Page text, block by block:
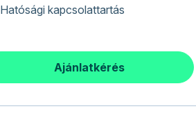
Hatósági kapcsolattartás
Ajánlatkérés